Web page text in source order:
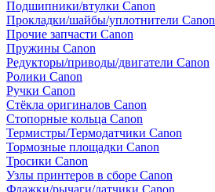
Подшипники/втулки Canon
Прокладки/шайбы/уплотнители Canon
Прочие запчасти Canon
Пружины Canon
Редукторы/приводы/двигатели Canon
Ролики Canon
Ручки Canon
Стёкла оригиналов Canon
Стопорные кольца Canon
Термистры/Термодатчики Canon
Тормозные площадки Canon
Тросики Canon
Узлы принтеров в сборе Canon
Флажки/рычаги/датчики Canon